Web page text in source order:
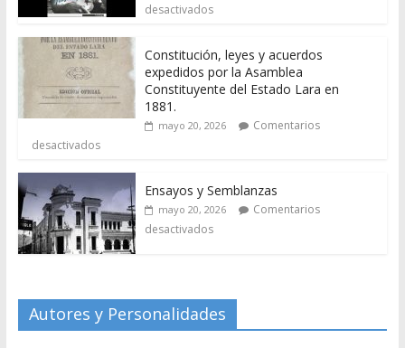
desactivados
Constitución, leyes y acuerdos
expedidos por la Asamblea
Constituyente del Estado Lara en
1881.
mayo 20, 2026
Comentarios
desactivados
Ensayos y Semblanzas
mayo 20, 2026
Comentarios
desactivados
Autores y Personalidades